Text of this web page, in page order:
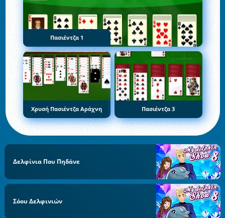
Πασιέντζα 1
Χρυσή Πασιέντζα Αράχνη Πασιέντζα 3
Δελφίνια Που Πηδάνε
Σόου Δελφινιών